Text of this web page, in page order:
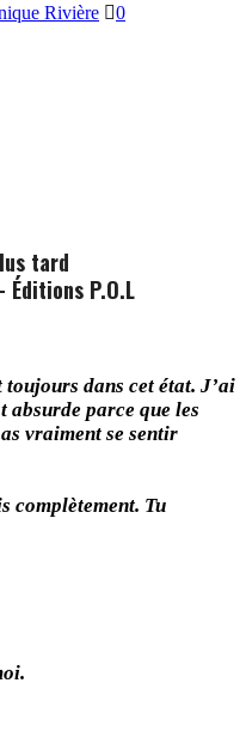
Rivière
0
tard
Éditions P.O.L
dans cet état. J’ai
absurde parce que les
vraiment se sentir
complètement. Tu